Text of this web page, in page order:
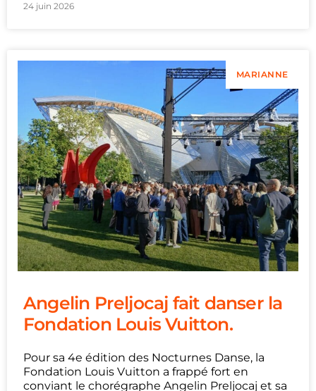
24 juin 2026
MARIANNE
Angelin Preljocaj fait danser la
Fondation Louis Vuitton.
Pour sa 4e édition des Nocturnes Danse, la
Fondation Louis Vuitton a frappé fort en
conviant le chorégraphe Angelin Preljocaj et sa